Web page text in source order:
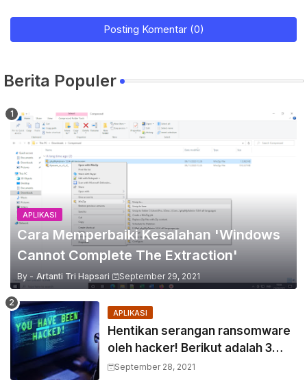
Posting Komentar (0)
Berita Populer
APLIKASI
Cara Memperbaiki Kesalahan 'Windows
Cannot Complete The Extraction'
By - Artanti Tri Hapsari September 29, 2021
APLIKASI
Hentikan serangan ransomware
oleh hacker! Berikut adalah 3
cara melakukannya
September 28, 2021